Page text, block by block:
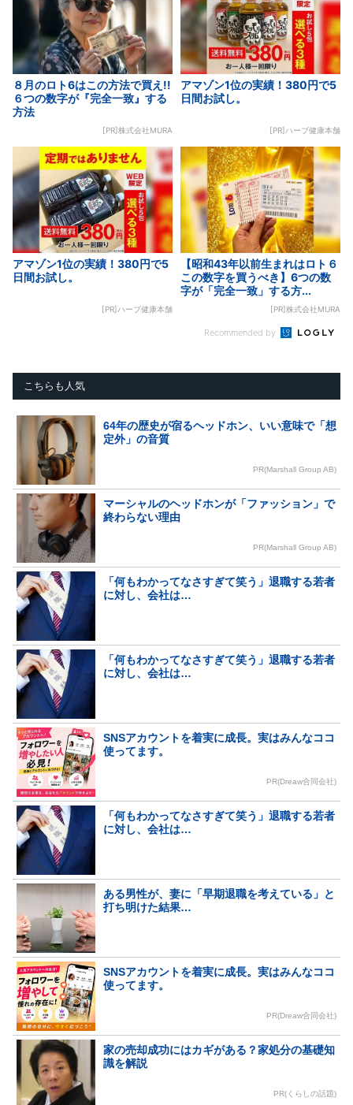
８月のロト6はこの方法で買え!!
６つの数字が『完全一致』する
方法
[PR]株式会社MURA
アマゾン1位の実績！380円で5
日間お試し。
[PR]ハーブ健康本舗
アマゾン1位の実績！380円で5
日間お試し。
[PR]ハーブ健康本舗
【昭和43年以前生まれはロト６
この数字を買うべき】6つの数
字が「完全一致」する方...
[PR]株式会社MURA
Recommended by
こちらも人気
64年の歴史が宿るヘッドホン、いい意味で「想
定外」の音質
PR(Marshall Group AB)
マーシャルのヘッドホンが「ファッション」で
終わらない理由
PR(Marshall Group AB)
「何もわかってなさすぎて笑う」退職する若者
に対し、会社は…
「何もわかってなさすぎて笑う」退職する若者
に対し、会社は…
SNSアカウントを着実に成長。実はみんなココ
使ってます。
PR(Dreaw合同会社)
「何もわかってなさすぎて笑う」退職する若者
に対し、会社は…
ある男性が、妻に「早期退職を考えている」と
打ち明けた結果…
SNSアカウントを着実に成長。実はみんなココ
使ってます。
PR(Dreaw合同会社)
家の売却成功にはカギがある？家処分の基礎知
識を解説
PR(くらしの話題)